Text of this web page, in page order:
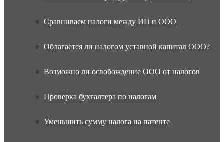
Сравниваем налоги между ИП и ООО
Облагается ли налогом уставной капитал ООО?
Возможно ли освобождение ООО от налогов
Проверка бухгалтера по налогам
Уменьшить сумму налога на патенте